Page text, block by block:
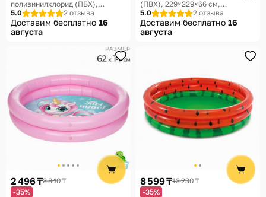
поливинилхлорид (ПВХ),
183×183×51 см, 183 × 51 см
Bestway
5.0 2 отзыва
Доставим бесплатно 16
августа
(ПВХ), 229×229×66 см,
229×229×66 см
Intex
5.0 2 отзыва
Доставим бесплатно 16
августа
2 496 ₸3 840 ₸
-35%
8 599 ₸13 230 ₸
-35%